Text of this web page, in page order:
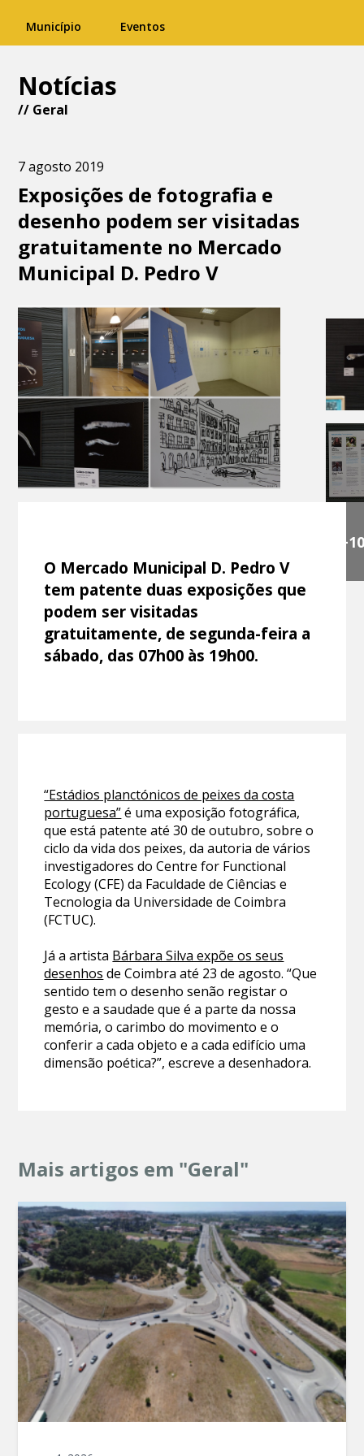
Município Eventos
Notícias
// Geral
7 agosto 2019
Exposições de fotografia e
desenho podem ser visitadas
gratuitamente no Mercado
Municipal D. Pedro V
+10
O Mercado Municipal D. Pedro V
tem patente duas exposições que
podem ser visitadas
gratuitamente, de segunda-feira a
sábado, das 07h00 às 19h00.
“Estádios planctónicos de peixes da costa
portuguesa”é uma exposição fotográfica,
que está patente até 30 de outubro, sobre o
ciclo da vida dos peixes, da autoria de vários
investigadores do Centre for Functional
Ecology (CFE) da Faculdade de Ciências e
Tecnologia da Universidade de Coimbra
(FCTUC).
Já a artista Bárbara Silva expõe os seus
desenhos de Coimbra até 23 de agosto. “Que
sentido tem o desenho senão registar o
gesto e a saudade que é a parte da nossa
memória, o carimbo do movimento e o
conferir a cada objeto e a cada edifício uma
dimensão poética?”, escreve a desenhadora.
Mais artigos em "Geral"